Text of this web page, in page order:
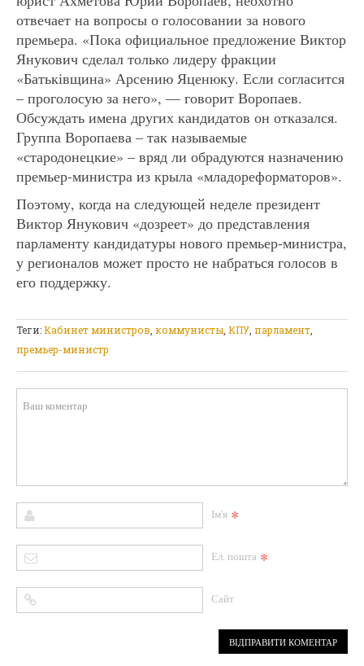
отвечает на вопросы о голосовании за нового
премьера. «Пока официальное предложение Виктор
Янукович сделал только лидеру фракции
«Батьківщина» Арсению Яценюку. Если согласится
– проголосую за него», — говорит Воропаев.
Обсуждать имена других кандидатов он отказался.
Группа Воропаева – так называемые
«стародонецкие» – вряд ли обрадуются назначению
премьер-министра из крыла «младореформаторов».
Поэтому, когда на следующей неделе президент
Виктор Янукович «дозреет» до представления
парламенту кандидатуры нового премьер-министра,
у регионалов может просто не набраться голосов в
его поддержку.
Теги:Кабинет министров коммунисты КПУ парламент
премьер-министр
Ім'я *
Ел. пошта *
Сайт